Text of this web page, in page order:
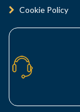
Cookie Policy